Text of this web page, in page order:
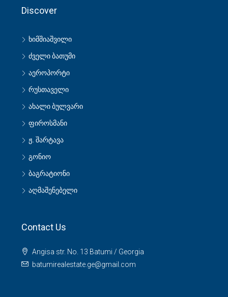
Discover
ხიმშიაშვილი
ძველი ბათუმი
აეროპორტი
რუსთაველი
ახალი ბულვარი
ფიროსმანი
ჟ. შარტავა
გონიო
ბაგრატიონი
აღმაშენებელი
Contact Us
Angisa str. No. 13 Batumi / Georgia
batumirealestate.ge@gmail.com